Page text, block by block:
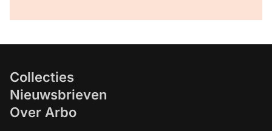
Collecties
Nieuwsbrieven
Over Arbo